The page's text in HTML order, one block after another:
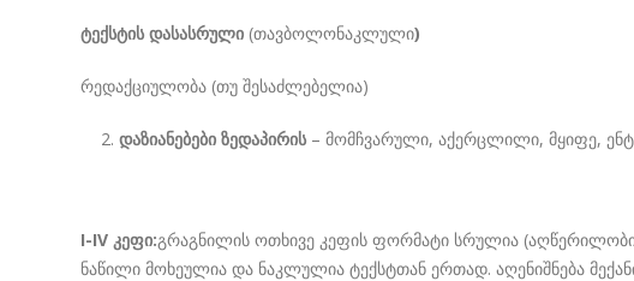
ტექსტის დასასრული (თავბოლონაკლული)
რედაქციულობა (თუ შესაძლებელია)
დაზიანებები ზედაპირის – მომჩვარული, აქერცლილი, მყიფე,
I-IV კეფი:გრაგნილის ოთხივე კეფის ფორმატი სრულია
ნაწილი მოხეულია და ნაკლულია ტექსტთან ერთად. აღენიშნება